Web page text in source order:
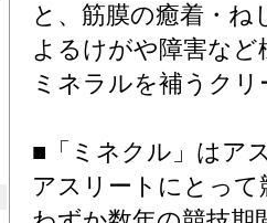
と、筋膜の癒着・ね
よるけがや障害な
ミネラルを補うク
■「ミネクル」はア
アスリートにとっ